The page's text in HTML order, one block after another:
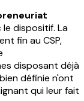
dispositif. La
fin au CSP,
disposant déjà
bien définie n'ont
qui leur fait